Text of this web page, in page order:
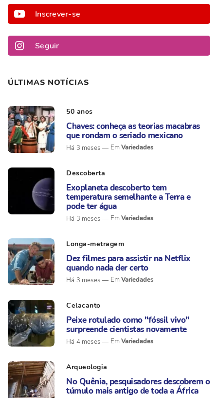
Inscrever-se
Seguir
ÚLTIMAS NOTÍCIAS
50 anos
Chaves: conheça as teorias macabras
que rondam o seriado mexicano
Há 3 meses Variedades
Descoberta
Exoplaneta descoberto tem
temperatura semelhante a Terra e
pode ter água
Há 3 meses Variedades
Longa-metragem
Dez filmes para assistir na Netflix
quando nada der certo
Há 3 meses Variedades
Celacanto
Peixe rotulado como "fóssil vivo"
surpreende cientistas novamente
Há 4 meses Variedades
Arqueologia
No Quênia, pesquisadores descobrem o
túmulo mais antigo de toda a África